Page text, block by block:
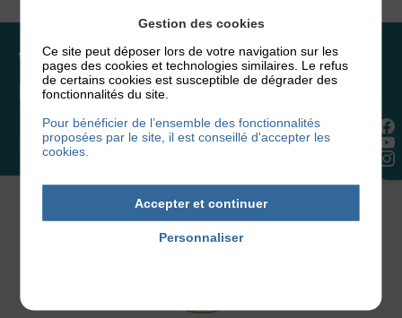
Vous souhaitez rejoindre
l’association ou faire un don ?
NOUS REJOINDRE
Gestion des cookies
Ce site peut déposer lors de votre navigation sur les
pages des cookies et technologies similaires. Le refus
de certains cookies est susceptible de dégrader des
fonctionnalités du site.
Pour bénéficier de l’ensemble des fonctionnalités
proposées par le site, il est conseillé d'accepter les
cookies.
Accepter et continuer
Personnaliser